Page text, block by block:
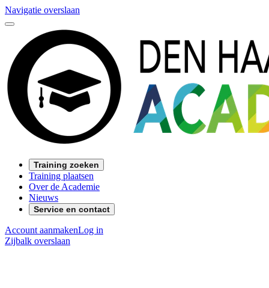
Navigatie overslaan
Training zoeken
Training plaatsen
Over de Academie
Nieuws
Service en contact
Account aanmakenLog in
Zijbalk overslaan